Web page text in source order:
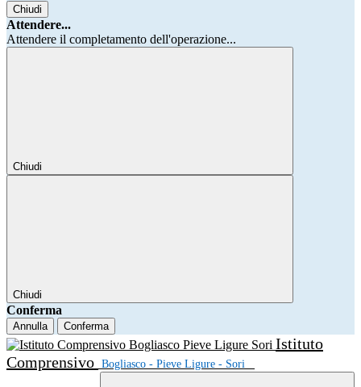
Chiudi
Attendere...
Attendere il completamento dell'operazione...
Chiudi
Chiudi
Conferma
Annulla Conferma
Istituto
Comprensivo Bogliasco - Pieve Ligure - Sori